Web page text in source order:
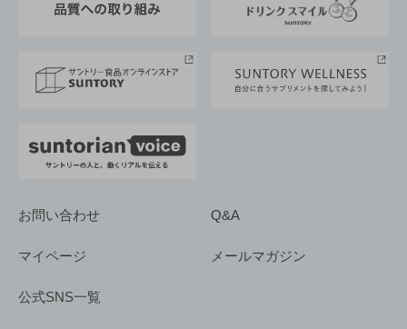
採用情報
お問い合わせ Q&A
マイページ メールマガジン
公式SNS一覧